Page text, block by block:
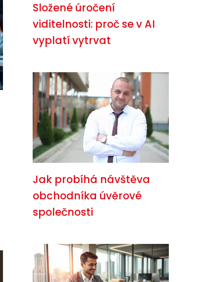
Složené úročení
viditelnosti: proč se v AI
vyplatí vytrvat
Jak probíhá návštěva
obchodníka úvěrové
společnosti